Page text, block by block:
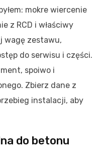
mokre wiercenie
z RCD i właściwy
wagę zestawu,
do serwisu i części.
spoiwo i
Zbierz dane z
instalacji, aby
do betonu